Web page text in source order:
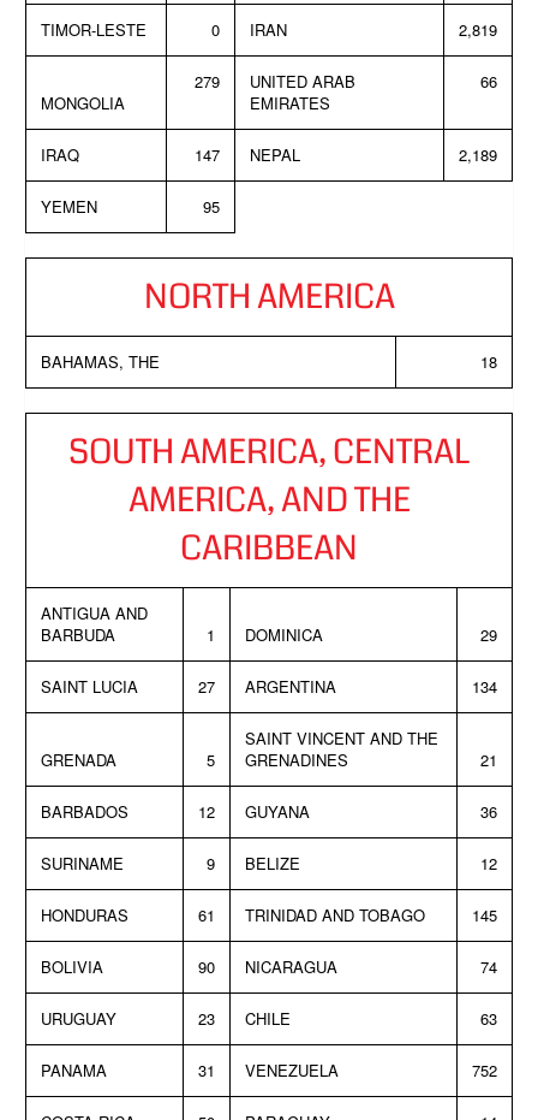
TIMOR-LESTE 0 IRAN 2,819
MONGOLIA
279
UNITED ARAB
EMIRATES
66
IRAQ 147 NEPAL 2,189
YEMEN 95
NORTH AMERICA
BAHAMAS, THE 18
SOUTH AMERICA, CENTRAL
AMERICA, AND THE
CARIBBEAN
ANTIGUA AND
BARBUDA
1 DOMINICA 29
SAINT LUCIA 27 ARGENTINA 134
GRENADA 5
SAINT VINCENT AND THE
GRENADINES
21
BARBADOS 12 GUYANA 36
SURINAME 9 BELIZE 12
HONDURAS 61 TRINIDAD AND TOBAGO 145
BOLIVIA 90 NICARAGUA 74
URUGUAY 23 CHILE 63
PANAMA 31 VENEZUELA 752